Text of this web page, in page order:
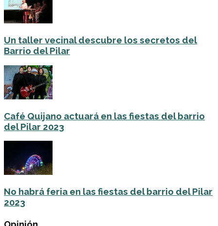
Un taller vecinal descubre los secretos del
Barrio del Pilar
Café Quijano actuará en las fiestas del barrio
del Pilar 2023
No habrá feria en las fiestas del barrio del Pilar
2023